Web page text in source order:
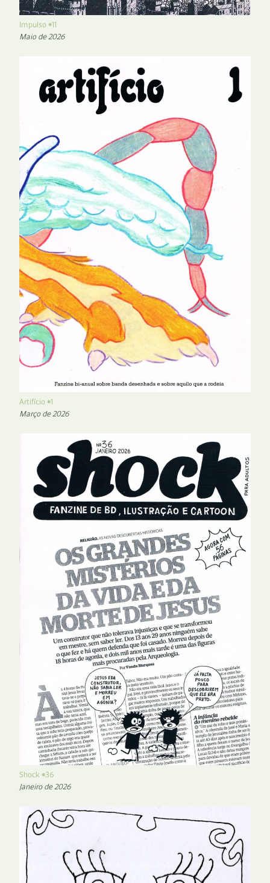
Impulso #11
Maio de 2026
Artifício #1
Março de 2026
Shock #36
Janeiro de 2026